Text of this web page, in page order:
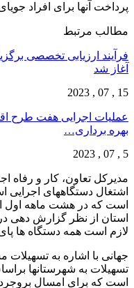
پرداخت آنها برای افراد
مطالب مرتبط
فرآیند ارزیابی تخصصی
آغاز شد
15 , 07 , 2023
عملیات اجرایی هفت طرح
بهره برداری…
5 , 07 , 2023
مدیرکل تعاون، کار و رفاه
است که در هشت ماهه اول
استان از نظر گزارش دهی
لازم است همه دستگاه ها
جهانی با اشاره به
تسهیلات به شهرستانها